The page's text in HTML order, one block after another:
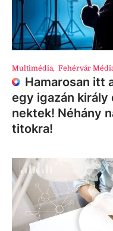
Multimédia, Fehérvár
Hamarosan itt
egy igazán király
nektek! Néhány
titokra!